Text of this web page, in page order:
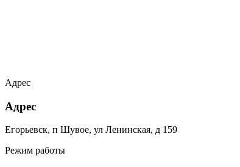
Адрес
Адрес
Егорьевск, п Шувое, ул Ленинская, д 159
Режим работы